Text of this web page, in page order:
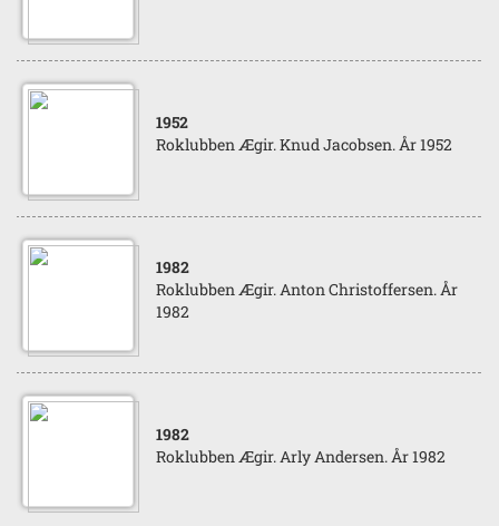
1952
Roklubben Ægir. Knud Jacobsen. År 1952
1982
Roklubben Ægir. Anton Christoffersen. År
1982
1982
Roklubben Ægir. Arly Andersen. År 1982